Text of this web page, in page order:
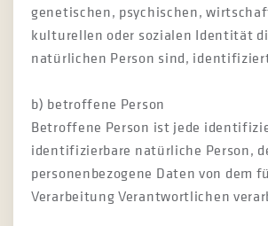
genetischen, psychischen,
kulturellen oder sozialen Identität
natürlichen Person sind,
b) betroffene Person
Betroffene Person ist jede
identifizierbare natürliche Person,
personenbezogene Daten von dem
Verarbeitung Verantwortlichen